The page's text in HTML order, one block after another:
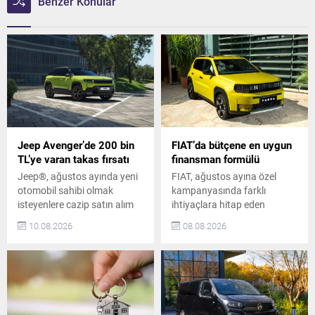
Jeep Avenger’de 200 bin
TL’ye varan takas fırsatı
Jeep®, ağustos ayında yeni
otomobil sahibi olmak
isteyenlere cazip satın alım
araçlarını Jeep® yetkili
müşteriler, Avenger ve yeni
Compass modellerinde
geçerli takas desteğinden
yararlanabiliyor. Avenger
10.08.2026
FIAT’da bütçene en uygun
finansman formülü
FIAT, ağustos ayına özel
kampanyasında farklı
ihtiyaçlara hitap eden
alma koşullarıyla
Satışa sunulduğu günden bu
yana 10 yıl üst üste satış
liderliğiyle öne çıkan Egea
Ailesi’nde Egea Sedan 1.6
08.08.2026